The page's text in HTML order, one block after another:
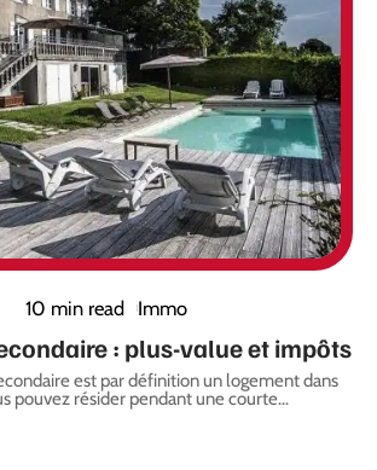
10 min read Immo
: plus-value et impôts
est par définition un logement dans
pouvez résider pendant une courte…